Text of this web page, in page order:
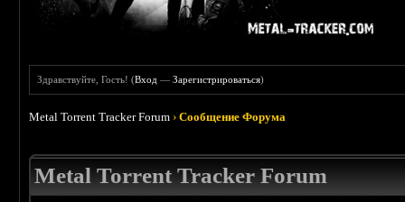
Здравствуйте, Гость! (Вход —Зарегистрироваться)
Metal Torrent Tracker Forum ›Сообщение Форума
Metal Torrent Tracker Forum